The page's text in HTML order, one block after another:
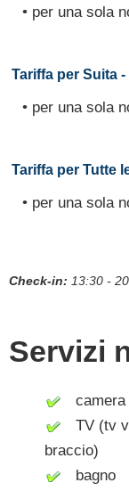
• per una sola
Tariffa per Suita
• per una sola
Tariffa per Tutte
• per una sola
Check-in: 13:30 -
Servizi
camera
TV (tv
braccio)
bagno